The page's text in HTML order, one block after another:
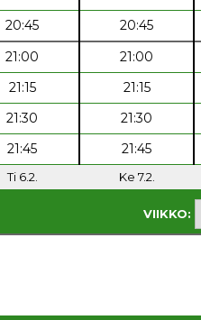
20:45 20:45
21:00 21:00
21:15 21:15
21:30 21:30
21:45 21:45
Ti 6.2. Ke 7.2.
VIIKKO: